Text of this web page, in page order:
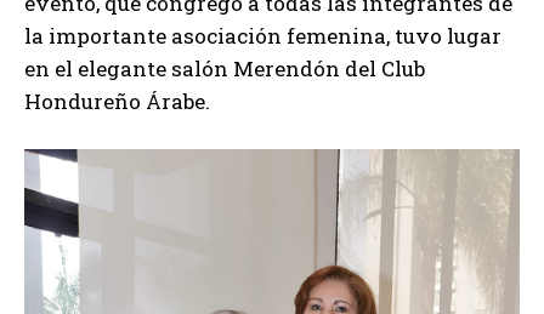
la importante asociación femenina, tuvo lugar
en el elegante salón Merendón del Club
Hondureño Árabe.